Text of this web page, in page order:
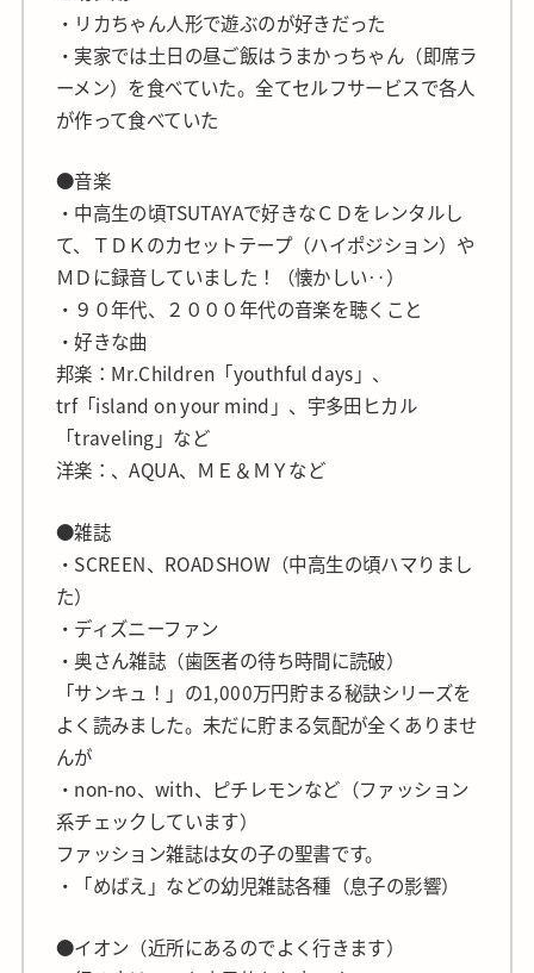
・リカちゃん人形で遊ぶのが好きだった
・実家では土日の昼ご飯はうまかっちゃん（即席ラ
ーメン）を食べていた。全てセルフサービスで各人
が作って食べていた
●音楽
・中高生の頃TSUTAYAで好きなＣＤをレンタルし
て、ＴＤＫのカセットテープ（ハイポジション）や
ＭＤに録音していました！（懐かしい‥）
・９０年代、２０００年代の音楽を聴くこと
・好きな曲
邦楽：Mr.Children「youthful days」、
trf「island on your mind」、宇多田ヒカル
「traveling」など
洋楽：、AQUA、ＭＥ＆ＭＹなど
●雑誌
・SCREEN、ROADSHOW（中高生の頃ハマりまし
た）
・ディズニーファン
・奥さん雑誌（歯医者の待ち時間に読破）
「サンキュ！」の1,000万円貯まる秘訣シリーズを
よく読みました。未だに貯まる気配が全くありませ
んが
・non-no、with、ピチレモンなど（ファッション
系チェックしています）
ファッション雑誌は女の子の聖書です。
・「めばえ」などの幼児雑誌各種（息子の影響）
●イオン（近所にあるのでよく行きます）